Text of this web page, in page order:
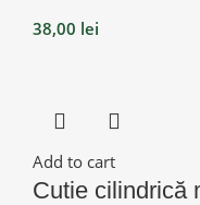
38,00 lei
Add to cart
Cutie cilindrică